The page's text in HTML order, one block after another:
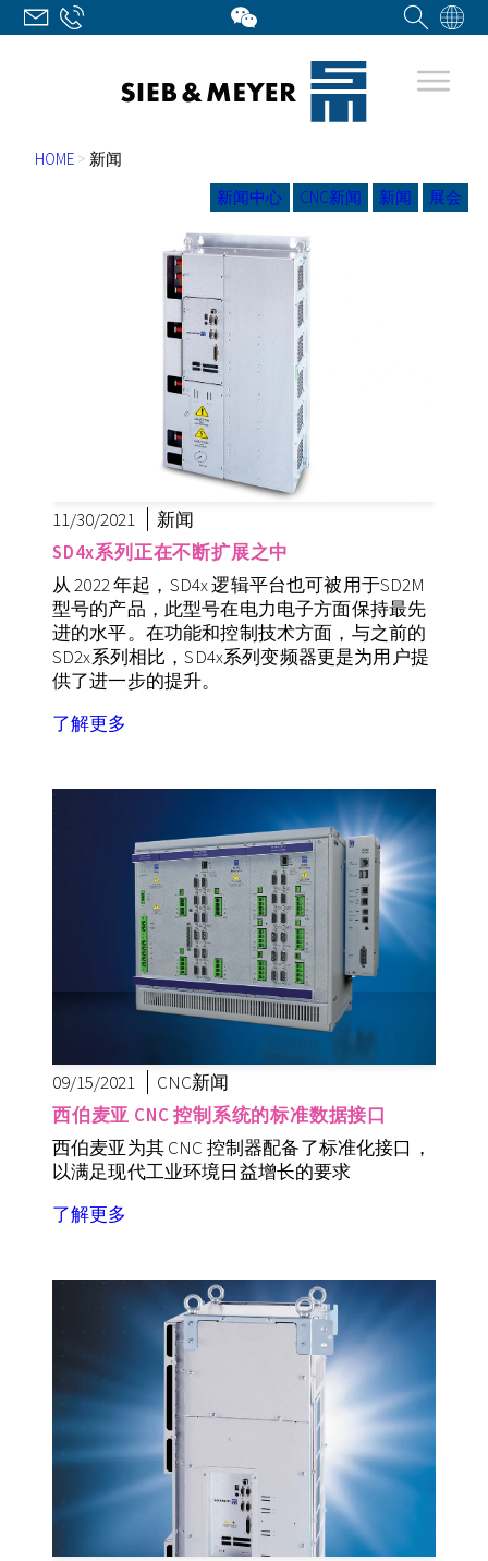
HOME > 新闻
新闻中心
CNC新闻 新闻 展会
11/30/2021
新闻
SD4x系列正在不断扩展之中
从 2022 年起，SD4x 逻辑平台也可被用于SD2M
型号的产品，此型号在电力电子方面保持最先
进的水平。在功能和控制技术方面，与之前的
SD2x系列相比，SD4x系列变频器更是为用户提
供了进一步的提升。
了解更多
09/15/2021
CNC新闻
西伯麦亚 CNC 控制系统的标准数据接口
西伯麦亚为其 CNC 控制器配备了标准化接口，
以满足现代工业环境日益增长的要求
了解更多